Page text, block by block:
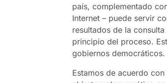
país, complementado
Internet – puede servir
resultados de la
principio del proceso.
gobiernos democráticos.
Estamos de acuerdo